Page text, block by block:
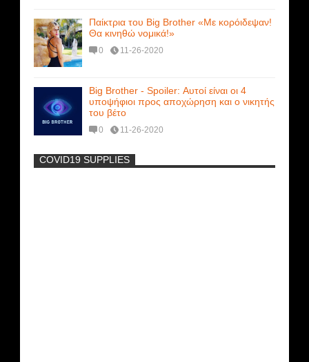
Παίκτρια του Big Brother «Με κορόιδεψαν!
Θα κινηθώ νομικά!»
0 11-26-2020
Big Brother - Spoiler: Αυτοί είναι οι 4
υποψήφιοι προς αποχώρηση και ο νικητής
του βέτο
0 11-26-2020
-
COVID19 SUPPLIES